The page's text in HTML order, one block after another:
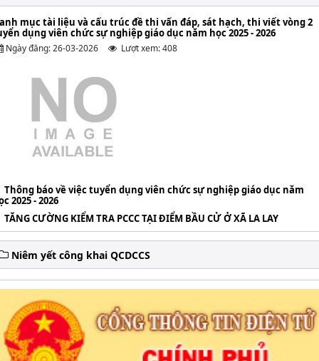
mục tài liệu và cấu trúc đề thi vấn đáp, sát hạch, thi viết vòng 2
dụng viên chức sự nghiệp giáo dục năm học 2025 - 2026
Ngày đăng: 26-03-2026 Lượt xem: 408
Thông báo về việc tuyển dụng viên chức sự nghiệp giáo dục năm
2025 - 2026
TĂNG CƯỜNG KIỂM TRA PCCC TẠI ĐIỂM BẦU CỬ Ở XÃ LA LAY
Niêm yết công khai QCDCCS